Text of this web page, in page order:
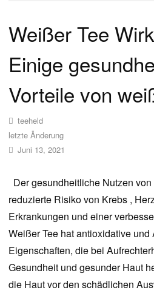
Weißer Tee
Einige
Vorteile von
teeheld
letzte Änderung
Juni 13, 2021
Der gesundheitliche Nutzen
reduzierte Risiko von Krebs ,
Erkrankungen und einer
Weißer Tee hat antioxidative und
Eigenschaften, die bei
Gesundheit und gesunder Haut
die Haut vor den schädlichen